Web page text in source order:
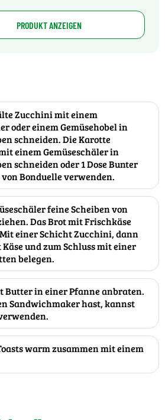
PRODUKT ANZEIGEN
Zucchini mit einem
oder einem Gemüsehobel in
schneiden. Die Karotte
einem Gemüseschäler in
schneiden oder 1 Dose Bunter
Bonduelle verwenden.
feine Scheiben von
Das Brot mit Frischkäse
einer Schicht Zucchini, dann
und zum Schluss mit einer
belegen.
Butter in einer Pfanne anbraten.
Sandwichmaker hast, kannst
warm zusammen mit einem